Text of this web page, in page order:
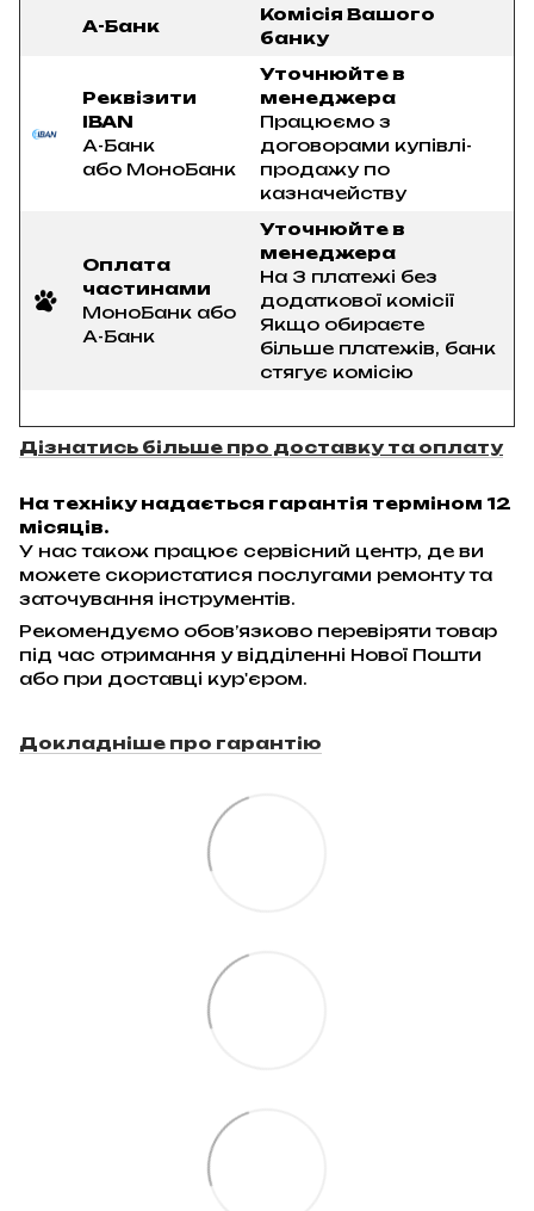
А-Банк
Комісія Вашого
банку
Реквізити
IBAN
А-Банк
або МоноБанк
Уточнюйте в
менеджера
Працюємо з
договорами купівлі-
продажу по
казначейству
Оплата
частинами
МоноБанк або
А-Банк
Уточнюйте в
менеджера
На 3 платежі без
додаткової комісії
Якщо обираєте
більше платежів, банк
стягує комісію
Дізнатись більше про доставку та оплату
На техніку надається гарантія терміном 12
місяців.
У нас також працює сервісний центр, де ви
можете скористатися послугами ремонту та
заточування інструментів.
Рекомендуємо обов’язково перевіряти товар
під час отримання у відділенні Нової Пошти
або при доставці кур'єром.
Докладніше про гарантію